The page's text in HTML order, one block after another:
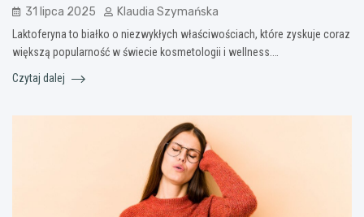
31 lipca 2025 Klaudia Szymańska
Laktoferyna to białko o niezwykłych właściwościach, które zyskuje coraz
większą popularność w świecie kosmetologii i wellness.…
Czytaj dalej